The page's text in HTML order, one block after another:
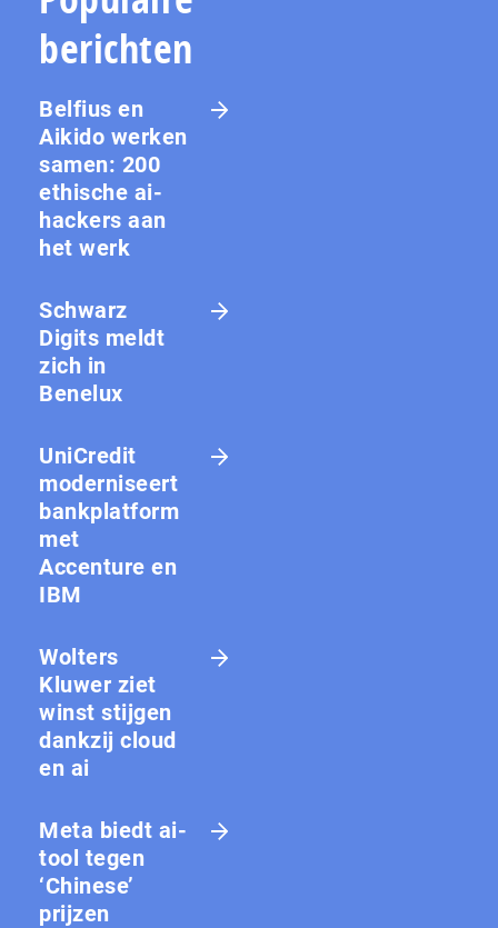
berichten
Belfius en
Aikido werken
samen: 200
ethische ai-
hackers aan
het werk
Schwarz
Digits meldt
zich in
Benelux
UniCredit
moderniseert
bankplatform
met
Accenture en
IBM
Wolters
Kluwer ziet
winst stijgen
dankzij cloud
en ai
Meta biedt ai-
tool tegen
‘Chinese’
prijzen